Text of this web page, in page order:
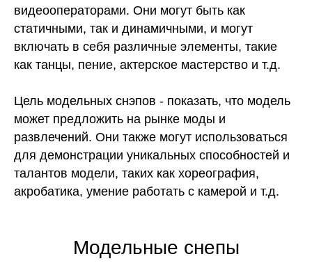
видеооператорами. Они могут быть как
статичными, так и динамичными, и могут
включать в себя различные элементы, такие
как танцы, пение, актерское мастерство и т.д.
Цель модельных снэпов - показать, что модель
может предложить на рынке моды и
развлечений. Они также могут использоваться
для демонстрации уникальных способностей и
талантов модели, таких как хореография,
акробатика, умение работать с камерой и т.д.
Модельные снепы